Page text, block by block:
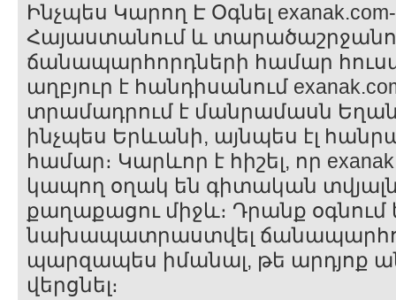
Ինչպես Կարող Է Օգնել
Հայաստանում և
ճանապարհորդների համար
աղբյուր է հանդիսանում
տրամադրում է մանրամասն
ինչպես Երևանի, այնպես էլ
համար։ Կարևոր է հիշել, որ
կապող օղակ են գիտական
քաղաքացու միջև։ Դրանք օգնում
նախապատրաստվել
պարզապես իմանալ, թե արդյոք
վերցնել։